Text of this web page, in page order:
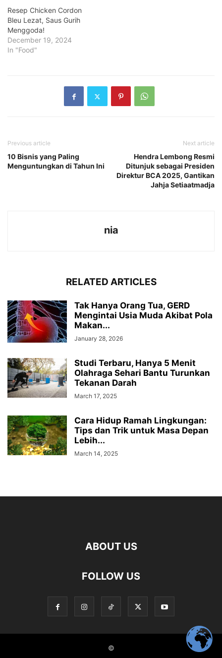
Resep Chicken Cordon
Bleu Lezat, Saus Gurih
Menggoda!
December 19, 2024
In "Food"
Previous article
10 Bisnis yang Paling
Menguntungkan di Tahun Ini
Next article
Hendra Lembong Resmi
Ditunjuk sebagai Presiden
Direktur BCA 2025, Gantikan
Jahja Setiaatmadja
nia
RELATED ARTICLES
Tak Hanya Orang Tua, GERD
Mengintai Usia Muda Akibat Pola
Makan...
January 28, 2026
Studi Terbaru, Hanya 5 Menit
Olahraga Sehari Bantu Turunkan
Tekanan Darah
March 17, 2025
Cara Hidup Ramah Lingkungan:
Tips dan Trik untuk Masa Depan
Lebih...
March 14, 2025
ABOUT US
FOLLOW US
©